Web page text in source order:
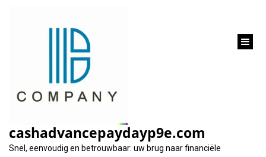
cashadvancepaydayp9e.com
Snel, eenvoudig en betrouwbaar: uw brug naar financiële
Categorie: